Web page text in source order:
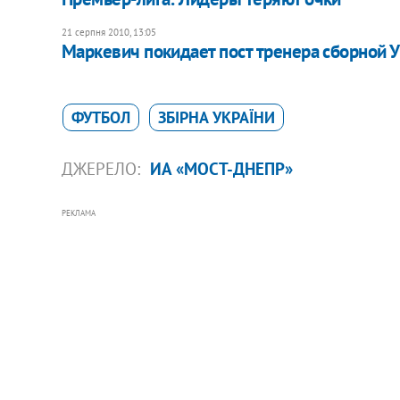
21 серпня 2010, 13:05
Маркевич покидает пост тренера сборной
ФУТБОЛ ЗБІРНА УКРАЇНИ
ДЖЕРЕЛО: ИА «МОСТ-ДНЕПР»
РЕКЛАМА